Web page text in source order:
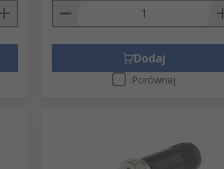
Dodaj
Porównaj